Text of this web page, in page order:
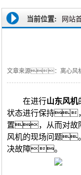
当前位置: 网站
文章来源：离心风
在进行山东风机
状态进行保持
置，从而对故
风机的现场问题
决故障。